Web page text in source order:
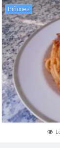
Piñones